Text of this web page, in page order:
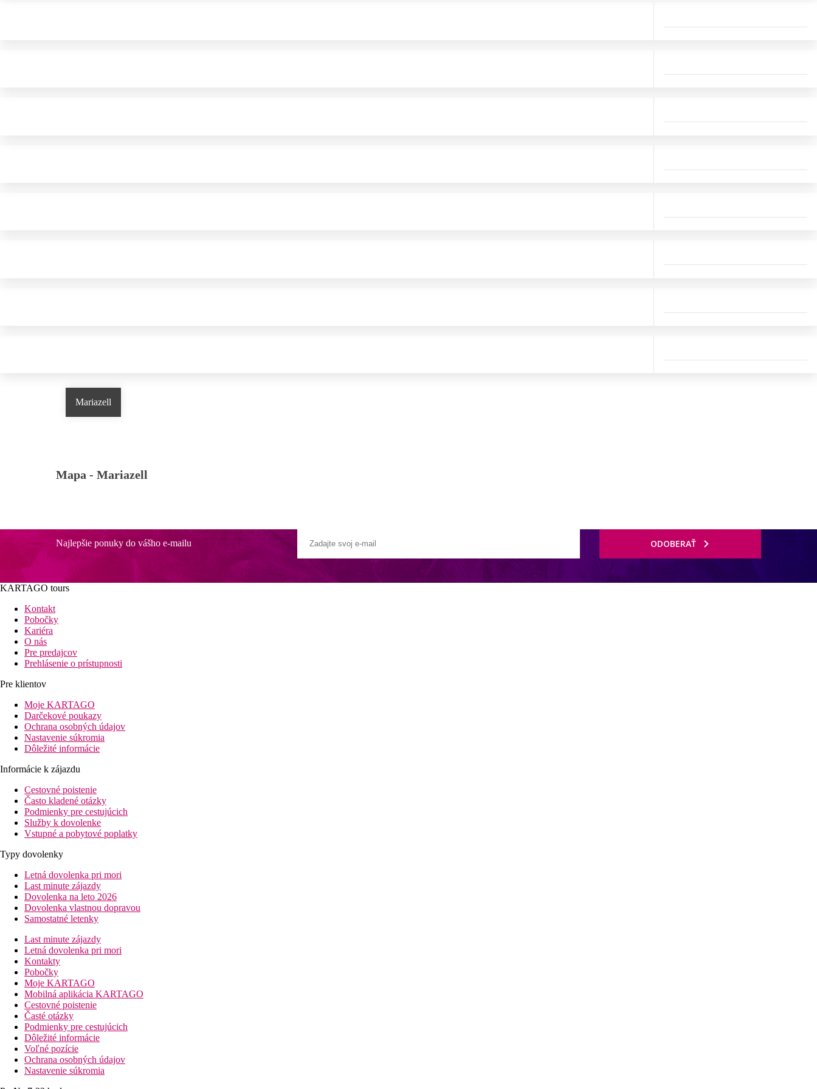
Mariazell
Mapa - Mariazell
Najlepšie ponuky do vášho e-mailu ODOBERAŤ
KARTAGO tours
Kontakt
Pobočky
Kariéra
O nás
Pre predajcov
Prehlásenie o prístupnosti
Pre klientov
Moje KARTAGO
Darčekové poukazy
Ochrana osobných údajov
Nastavenie súkromia
Dôležité informácie
Informácie k zájazdu
Cestovné poistenie
Často kladené otázky
Podmienky pre cestujúcich
Služby k dovolenke
Vstupné a pobytové poplatky
Typy dovolenky
Letná dovolenka pri mori
Last minute zájazdy
Dovolenka na leto 2026
Dovolenka vlastnou dopravou
Samostatné letenky
Last minute zájazdy
Letná dovolenka pri mori
Kontakty
Pobočky
Moje KARTAGO
Mobilná aplikácia KARTAGO
Cestovné poistenie
Časté otázky
Podmienky pre cestujúcich
Dôležité informácie
Voľné pozície
Ochrana osobných údajov
Nastavenie súkromia